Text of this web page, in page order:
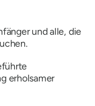
und alle, die
erholsamer